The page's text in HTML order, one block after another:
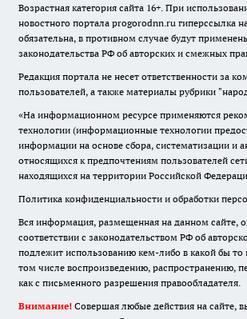
Возрастная категория сайта 16+. При
новостного портала progorodnn.ru гиперссылка
обязательна, в противном случае будут
законодательства РФ об авторских и смежных
Редакция портала не несет ответственности за
пользователей, а также материалы рубрики
«На информационном ресурсе применяются
технологии (информационные технологии
информации на основе сбора, систематизации и
относящихся к предпочтениям пользователей
находящихся на территории Российской
Политика конфиденциальности и обработки
Вся информация, размещенная на данном сайте,
соответствии с законодательством РФ об
подлежит использованию кем-либо в какой бы
том числе воспроизведению, распространению,
как с письменного разрешения правообладателя.
Внимание! Совершая любые действия на сайте,